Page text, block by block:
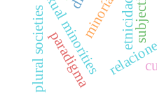
sexual minorities etnicidad
paradigma
plural societies